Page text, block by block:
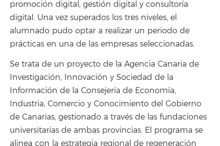
promoción digital, gestión digital y consultoría
digital. Una vez superados los tres niveles, el
alumnado pudo optar a realizar un periodo de
prácticas en una de las empresas seleccionadas.
Se trata de un proyecto de la Agencia Canaria de
Investigación, Innovación y Sociedad de la
Información de la Consejería de Economía,
Industria, Comercio y Conocimiento del Gobierno
de Canarias, gestionado a través de las fundaciones
universitarias de ambas provincias. El programa se
alinea con la estrategia regional de regeneración